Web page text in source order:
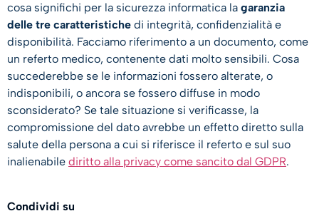
cosa significhi per la sicurezza informatica la garanzia
delle tre caratteristiche di integrità, confidenzialità e
disponibilità. Facciamo riferimento a un documento, come
un referto medico, contenente dati molto sensibili. Cosa
succederebbe se le informazioni fossero alterate, o
indisponibili, o ancora se fossero diffuse in modo
sconsiderato? Se tale situazione si verificasse, la
compromissione del dato avrebbe un effetto diretto sulla
salute della persona a cui si riferisce il referto e sul suo
inalienabile diritto alla privacy come sancito dal GDPR.
Condividi su